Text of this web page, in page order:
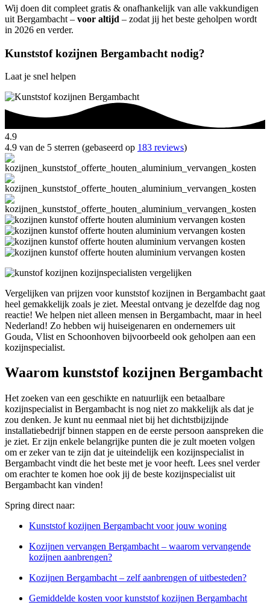
Wij doen dit compleet gratis & onafhankelijk van alle vakkundigen
uit Bergambacht – voor altijd – zodat jij het beste geholpen wordt
in 2026 en verder.
Kunststof kozijnen Bergambacht nodig?
Laat je snel helpen
4.9
4.9 van de 5 sterren (gebaseerd op 183 reviews)
Vergelijken van prijzen voor kunststof kozijnen in Bergambacht gaat
heel gemakkelijk zoals je ziet. Meestal ontvang je dezelfde dag nog
reactie! We helpen niet alleen mensen in Bergambacht, maar in heel
Nederland! Zo hebben wij huiseigenaren en ondernemers uit
Gouda, Vlist en Schoonhoven bijvoorbeeld ook geholpen aan een
kozijnspecialist.
Waarom kunststof kozijnen Bergambacht
Het zoeken van een geschikte en natuurlijk een betaalbare
kozijnspecialist in Bergambacht is nog niet zo makkelijk als dat je
zou denken. Je kunt nu eenmaal niet bij het dichtstbijzijnde
installatiebedrijf binnen stappen en de eerste persoon aanspreken die
je ziet. Er zijn enkele belangrijke punten die je zult moeten volgen
om er zeker van te zijn dat je uiteindelijk een kozijnspecialist in
Bergambacht vindt die het beste met je voor heeft. Lees snel verder
om erachter te komen hoe ook jij de beste kozijnspecialist uit
Bergambacht kan vinden!
Spring direct naar:
Kunststof kozijnen Bergambacht voor jouw woning
Kozijnen vervangen Bergambacht – waarom vervangende
kozijnen aanbrengen?
Kozijnen Bergambacht – zelf aanbrengen of uitbesteden?
Gemiddelde kosten voor kunststof kozijnen Bergambacht